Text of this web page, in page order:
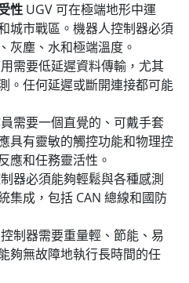
性 UGV 可在極端地形中運
城市戰區。機器人控制器必須
灰塵、水和極端溫度。
需要低延遲資料傳輸，尤其
。任何延遲或斷開連接都可能
需要一個直覺的、可戴手套
具有靈敏的觸控功能和物理控
應和任務靈活性。
器必須能夠輕鬆與各種感測
集成，包括 CAN 總線和國防
制器需要重量輕、節能、易
夠無故障地執行長時間的任